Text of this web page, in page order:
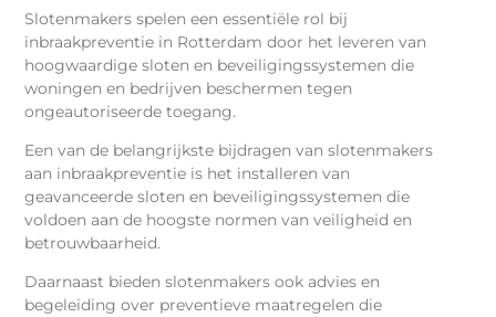
Slotenmakers spelen een essentiële rol bij
inbraakpreventie in Rotterdam door het leveren van
hoogwaardige sloten en beveiligingssystemen die
woningen en bedrijven beschermen tegen
ongeautoriseerde toegang.
Een van de belangrijkste bijdragen van slotenmakers
aan inbraakpreventie is het installeren van
geavanceerde sloten en beveiligingssystemen die
voldoen aan de hoogste normen van veiligheid en
betrouwbaarheid.
Daarnaast bieden slotenmakers ook advies en
begeleiding over preventieve maatregelen die